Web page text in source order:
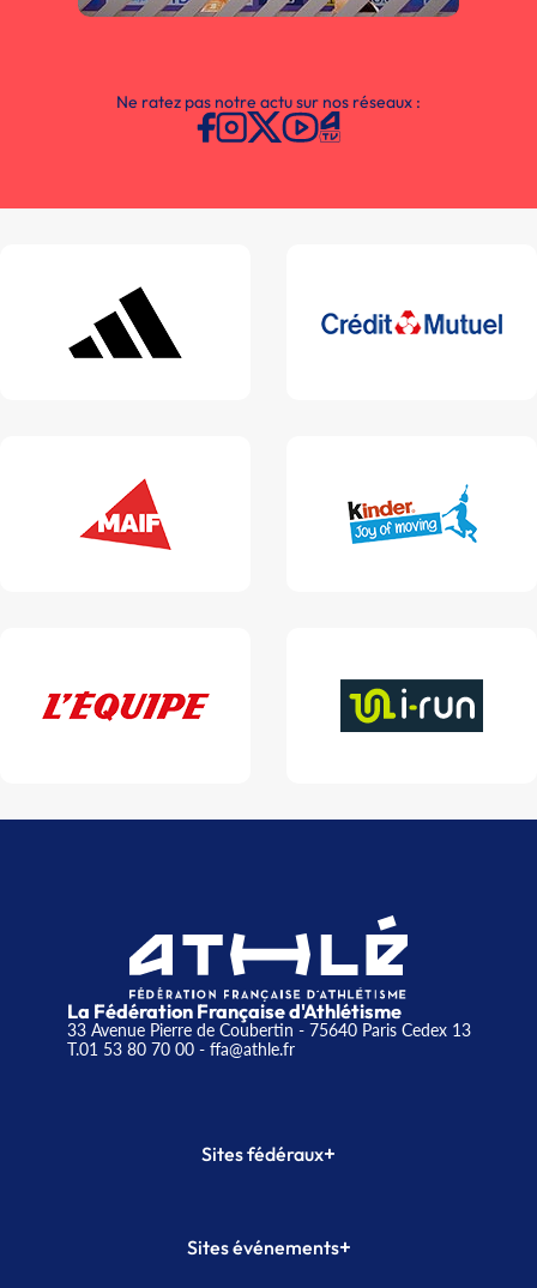
Ne ratez pas notre actu sur nos réseaux :
La Fédération Française d'Athlétisme
33 Avenue Pierre de Coubertin - 75640 Paris Cedex 13
T.01 53 80 70 00- ffa@athle.fr
Sites fédéraux+
Plateforme Formation
Sites événements+